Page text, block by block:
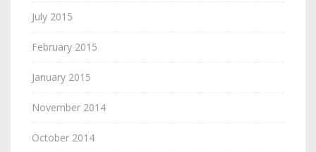
July 2015
February 2015
January 2015
November 2014
October 2014